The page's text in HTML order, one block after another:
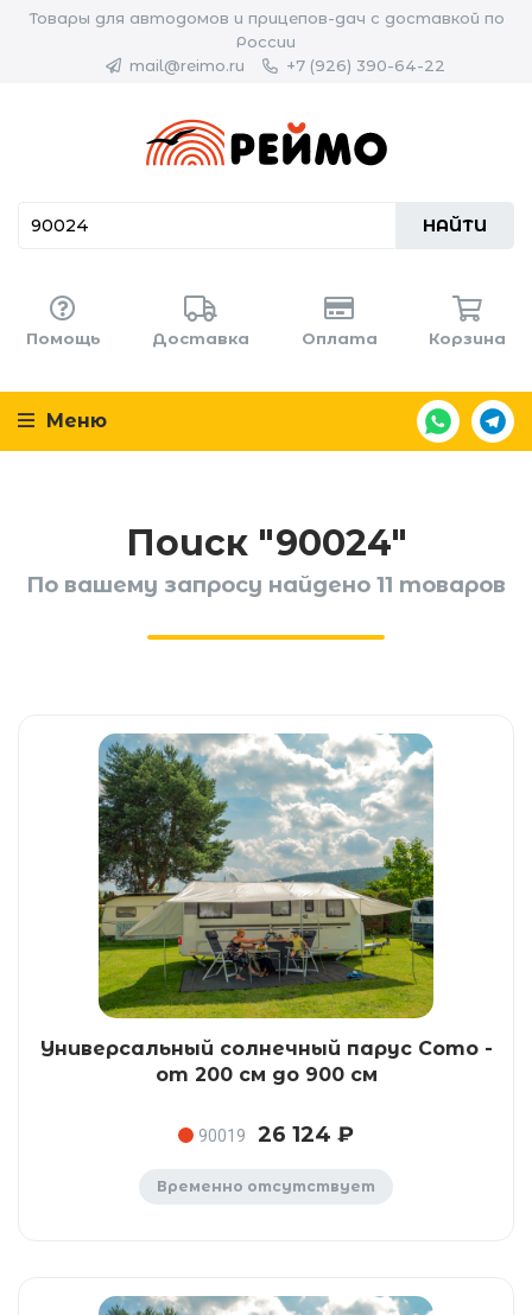
Товары для автодомов и прицепов-дач с доставкой по
России
mail@reimo.ru
+7 (926) 390-64-22
НАЙТИ
Помощь Доставка Оплата Корзина
Меню
Поиск "90024"
По вашему запросу найдено 11 товаров
Универсальный солнечный парус Como -
от 200 см до 900 см
90019 26 124 ₽
Временно отсутствует